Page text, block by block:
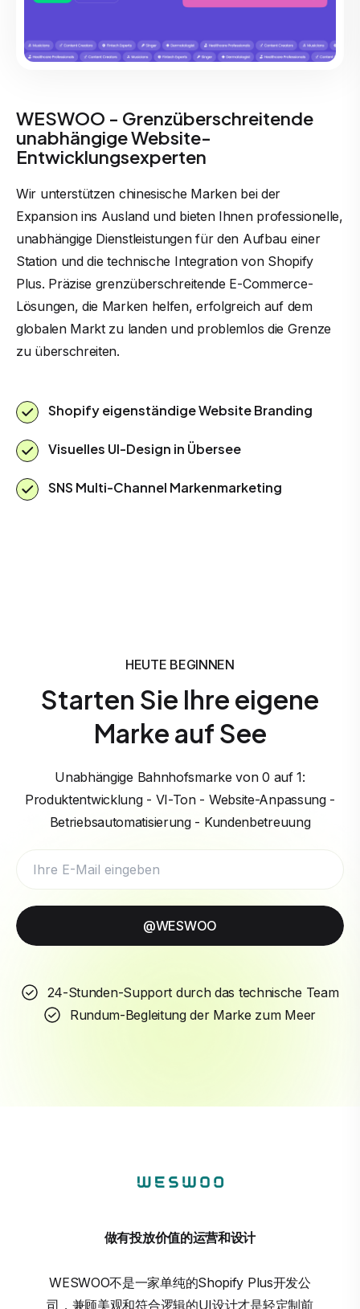
WESWOO - Grenzüberschreitende
unabhängige Website-
Entwicklungsexperten
Wir unterstützen chinesische Marken bei der
Expansion ins Ausland und bieten Ihnen professionelle,
unabhängige Dienstleistungen für den Aufbau einer
Station und die technische Integration von Shopify
Plus. Präzise grenzüberschreitende E-Commerce-
Lösungen, die Marken helfen, erfolgreich auf dem
globalen Markt zu landen und problemlos die Grenze
zu überschreiten.
Shopify eigenständige Website Branding
Visuelles UI-Design in Übersee
SNS Multi-Channel Markenmarketing
HEUTE BEGINNEN
Starten Sie Ihre eigene
Marke auf See
Unabhängige Bahnhofsmarke von 0 auf 1:
Produktentwicklung - VI-Ton - Website-Anpassung -
Betriebsautomatisierung - Kundenbetreuung
@WESWOO
24-Stunden-Support durch das technische Team
Rundum-Begleitung der Marke zum Meer
做有投放价值的运营和设计
WESWOO不是一家单纯的Shopify Plus开发公
司，兼顾美观和符合逻辑的UI设计才是轻定制前